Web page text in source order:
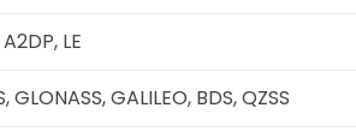
LE
GLONASS, GALILEO, BDS, QZSS